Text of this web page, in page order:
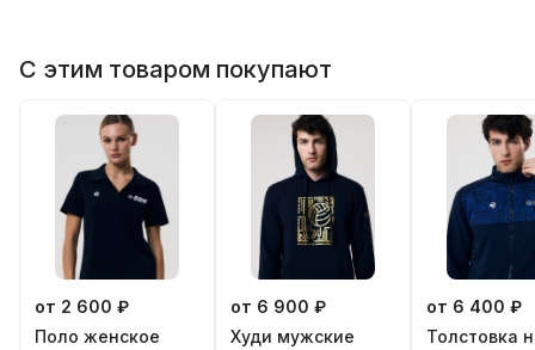
С этим товаром покупают
от 2 600 ₽
Поло женскoe
от 6 900 ₽
Худи мужские
от 6 400 ₽
Толстовка